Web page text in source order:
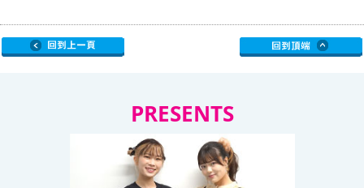
PRESENTS